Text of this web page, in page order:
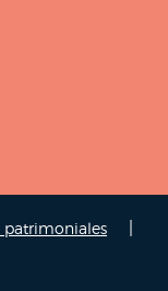
patrimoniales